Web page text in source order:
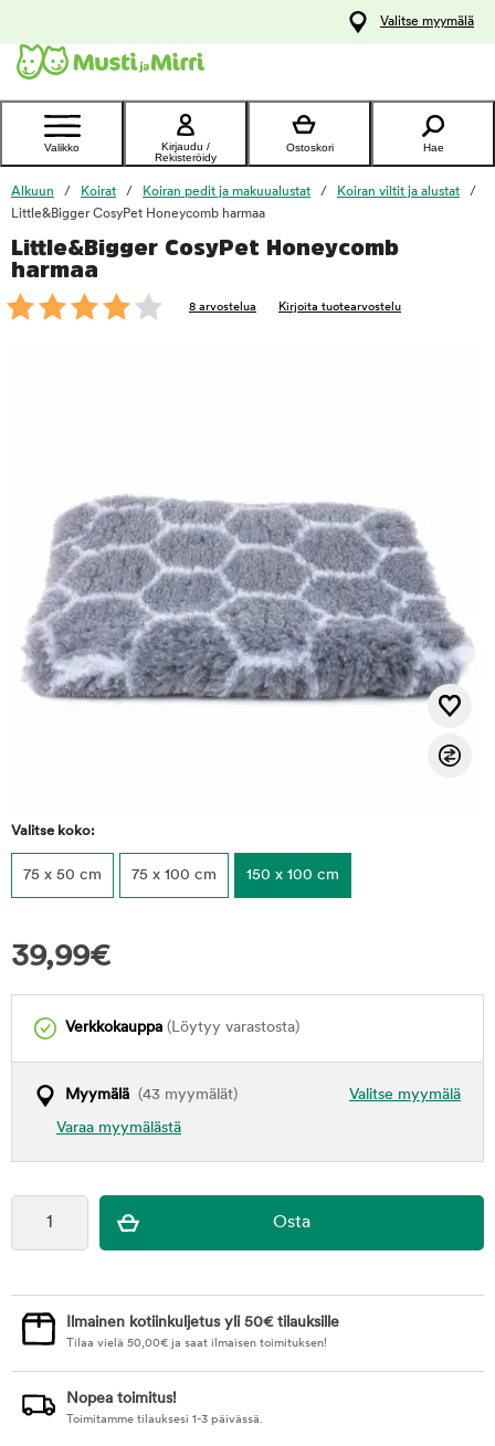
Ota yhteyttä
asiakaspalveluun
Valitse myymälä
Valikko
Kirjaudu /
Rekisteröidy
Ostoskori Hae
Alkuun Koirat Koiran pedit ja makuualustat
Koiran viltit ja alustat
Little&Bigger CosyPet Honeycomb harmaa
Little&Bigger CosyPet Honeycomb
harmaa
8 arvostelua Kirjoita tuotearvostelu
Valitse koko:
75 x 50 cm 75 x 100 cm 150 x 100 cm
39,99€
Verkkokauppa (Löytyy varastosta)
Valitse myymälä
Myymälä (43 myymälät)
Varaa myymälästä
foo
Ilmainen kotiinkuljetus yli 50€ tilauksille
Tilaa vielä 50,00€ ja saat ilmaisen toimituksen!
Nopea toimitus!
Toimitamme tilauksesi 1-3 päivässä.